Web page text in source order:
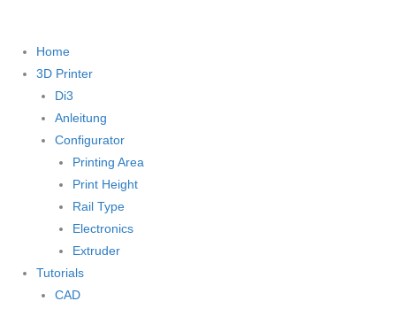
Home
3D Printer
Di3
Anleitung
Configurator
Printing Area
Print Height
Rail Type
Electronics
Extruder
Tutorials
CAD